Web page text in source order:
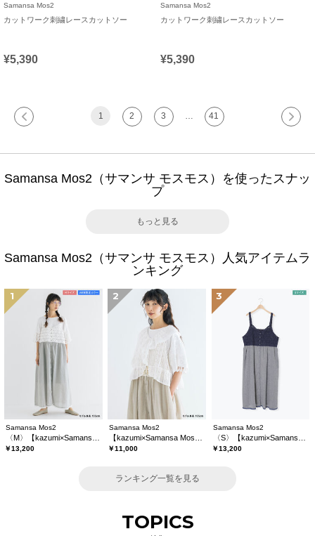
Samansa Mos2
カットワーク刺繍レースカットソー
¥5,390
Samansa Mos2
カットワーク刺繍レースカットソー
¥5,390
1 2 3 41
Samansa Mos2（サマンサ モスモス）を使ったスナッ
プ
もっと見る
Samansa Mos2（サマンサ モスモス）人気アイテムラ
ンキング
1
Samansa Mos2
￥13,200
2
Samansa Mos2
￥11,000
3
Samansa Mos2
￥13,200
ランキング一覧を見る
TOPICS